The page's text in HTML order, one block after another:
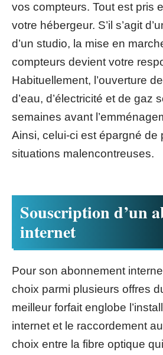
vos compteurs. Tout est pris
votre hébergeur. S’il s’agit
d’un studio, la mise en
compteurs devient votre
Habituellement, l’ouverture
d’eau, d’électricité et de gaz
semaines avant
Ainsi, celui-ci est épargné de
situations malencontreuses.
Souscription d’un
internet
Pour son abonnement
choix parmi plusieurs offres
meilleur forfait englobe
internet et le raccordement
choix entre la fibre optique